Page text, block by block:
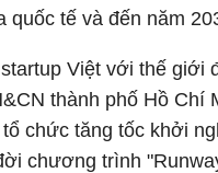
quốc tế và đến năm
Việt với thế
thành phố Hồ Chí
chức tăng tốc khởi
chương trình